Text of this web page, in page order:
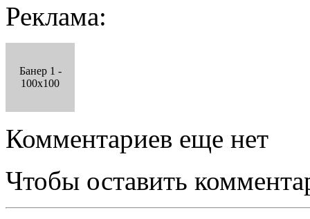
Реклама:
Банер 1 -
100x100
Комментариев еще нет
Чтобы оставить